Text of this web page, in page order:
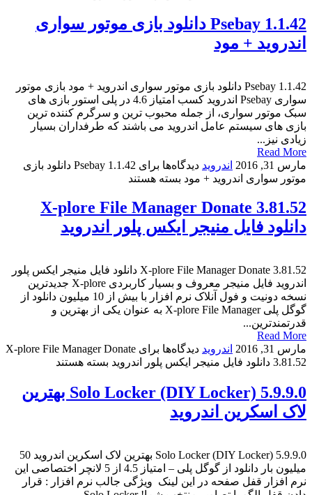
Psebay 1.1.42 دانلود بازی موتور سواری
اندروید + مود
Psebay 1.1.42 دانلود بازی موتور سواری اندروید + مود بازی موتور
سواری Psebay اندروید کسب امتیاز 4.6 در پلی استور بازی های
سبک موتور سواری، از جمله محبوب ترین و سرگرم کننده ترین
بازی های سیستم عامل اندروید می باشند که طرفداران بسیار
زیادی نیز...
Read More
مارس 31, 2016
اندروید دیدگاه‌ها
برای Psebay 1.1.42 دانلود بازی
موتور سواری اندروید + مود بسته هستند
X-plore File Manager Donate 3.81.52
دانلود فایل منیجر ایکس پلور اندروید
X-plore File Manager Donate 3.81.52 دانلود فایل منیجر ایکس پلور
اندروید فایل منیجر معروف و بسیار کاربردی X-plore جدیدترین
نسخه دونیت و فول آنلاک نرم افزار با بیش از 10 میلیون دانلود از
گوگل پلی X-plore File Manager به عنوان یکی از بهترین و
قدرتمندترین...
Read More
مارس 31, 2016
اندروید دیدگاه‌ها
برای X-plore File Manager Donate
3.81.52 دانلود فایل منیجر ایکس پلور اندروید
بسته هستند
Solo Locker (DIY Locker) 5.9.9.0 بهترین
لاک اسکرین اندروید
Solo Locker (DIY Locker) 5.9.9.0 بهترین لاک اسکرین اندروید 50
میلیون بار دانلود از گوگل پلی – امتیاز 4.5 از 5 لانچر اختصاصی این
نرم افزار قفل صفحه در این لینک ویژگی جالب نرم افزار : قرار